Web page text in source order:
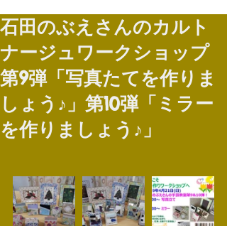
石田のぶえさんのカルト
ナージュワークショップ
第9弾「写真たてを作りま
しょう♪」第10弾「ミラー
を作りましょう♪」